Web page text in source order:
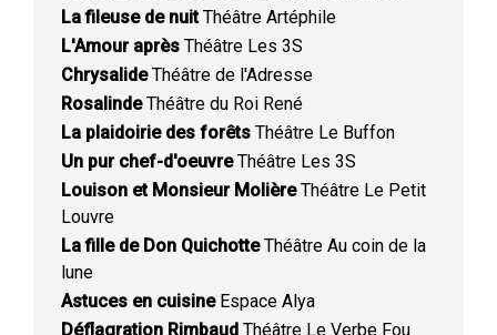
La fileuse de nuitThéâtre Artéphile
L'Amour après Théâtre Les 3S
ChrysalideThéâtre de l'Adresse
RosalindeThéâtre du Roi René
La plaidoirie des forêts Théâtre Le Buffon
Un pur chef-d'oeuvreThéâtre Les 3S
Louison et Monsieur MolièreThéâtre Le Petit
Louvre
La fille de Don QuichotteThéâtre Au coin de la
lune
Astuces en cuisineEspace Alya
Déflagration Rimbaud Théâtre Le Verbe Fou